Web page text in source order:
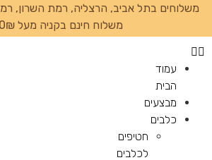
משלוחים בתל אביב, הרצליה, רמת השרון,
משלוח חינם בקניה מעל 250₪
עמוד
הבית
מבצעים
כלבים
חטיפים
לכלבים